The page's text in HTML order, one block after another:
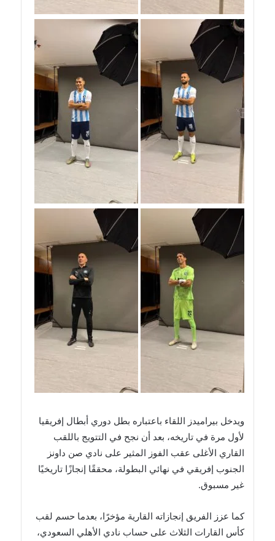
ويدخل بيراميدز اللقاء باعتباره بطل دوري أبطال إفريقيا
لأول مرة في تاريخه، بعد أن نجح في التتويج باللقب
القاري الأغلى عقب الفوز المثير على نادي صن داونز
الجنوب إفريقي في نهائي البطولة، محققًا إنجازًا تاريخيًا
غير مسبوق.
كما عزز الفريق إنجازاته القارية مؤخرًا، بعدما حسم لقب
كأس القارات الثلاث على حساب نادي الأهلي السعودي،